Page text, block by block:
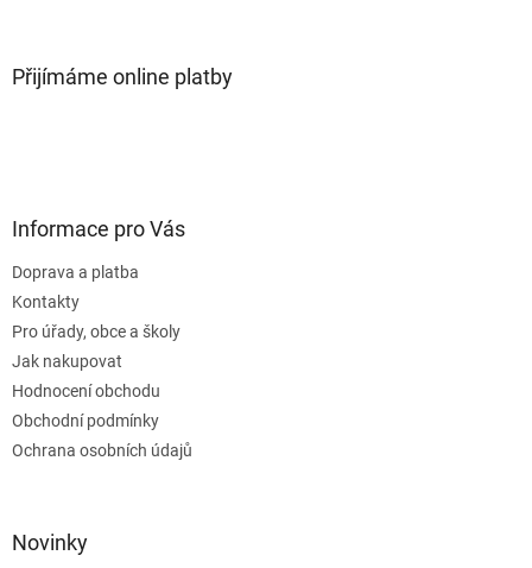
Přijímáme online platby
Informace pro Vás
Doprava a platba
Kontakty
Pro úřady, obce a školy
Jak nakupovat
Hodnocení obchodu
Obchodní podmínky
Ochrana osobních údajů
Novinky